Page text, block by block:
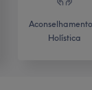
Holística